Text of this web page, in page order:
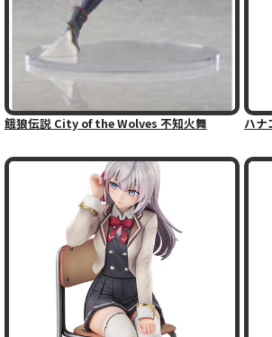
餓狼伝説 City of the Wolves 不知火舞 ハナ